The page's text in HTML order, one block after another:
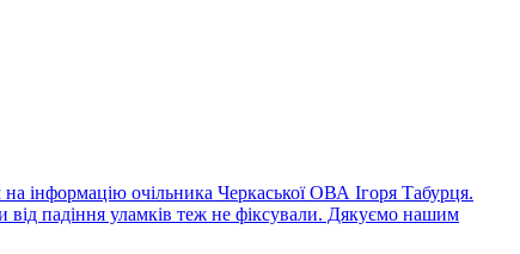
інформацію очільника Черкаської ОВА Ігоря Табурця.
падіння уламків теж не фіксували. Дякуємо нашим